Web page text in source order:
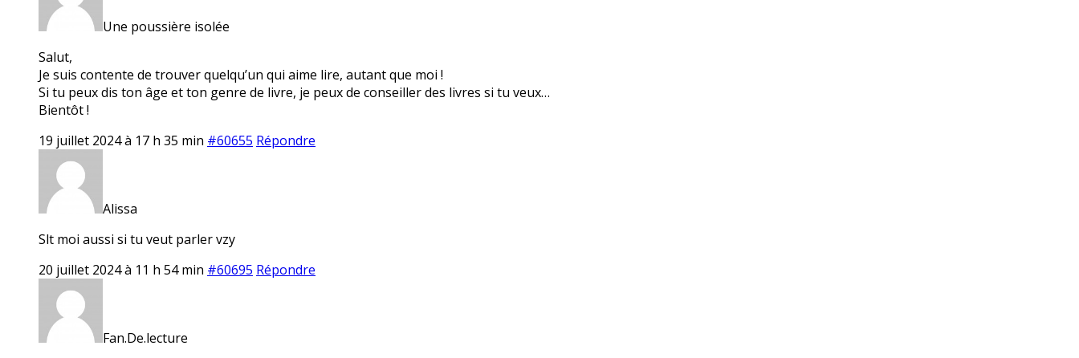
Une poussière isolée
Salut,
Je suis contente de trouver quelqu’un qui aime lire, autant que moi !
Si tu peux dis ton âge et ton genre de livre, je peux de conseiller des livres si tu veux…
Bientôt !
19 juillet 2024 à 17 h 35 min #60655 Répondre
Alissa
Slt moi aussi si tu veut parler vzy
20 juillet 2024 à 11 h 54 min #60695 Répondre
Fan.De.lecture